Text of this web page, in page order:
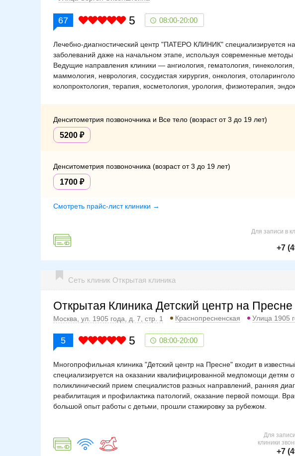
67 5 08:00-20:00
Лечебно-диагностический центр "ПАТЕРО КЛИНИК" специализируется
заболеваний даже на начальном этапе, используя современные
Ведущие направления клиники — ангиология, гематология,
маммология, неврология, сосудистая хирургия, онкология,
колопроктология, терапия, косметология, урология, физиотерапия,
Денситометрия позвоночника и Все тело (возраст от 3 до 19 лет)
5200
Денситометрия позвоночника (возраст от 3 до 19 лет)
1700
Смотреть прайс-лист клиники →
Для записи в
+7
Сеть клиник Открытая клиника
Открытая Клиника Детский центр на Пресне
Москва, ул. 1905 года, д. 7, стр. 1 Краснопресненская Улица 1905
5 5 08:00-20:00
Многопрофильная клиника "Детский центр на Пресне" входит в
специализируется на оказании квалифицированной медпомощи детям
поликлинический прием специалистов разных направлений, ранняя
реабилитация и профилактика патологий, оказание первой помощи.
большой опыт работы с детьми, прошли стажировку за рубежом.
Для
клиники
+7